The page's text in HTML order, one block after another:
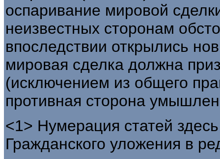
оспаривание мировой
неизвестных сторонам
впоследствии открылись
мировая сделка должна
(исключением из общего
противная сторона
<1> Нумерация статей
Гражданского уложения в